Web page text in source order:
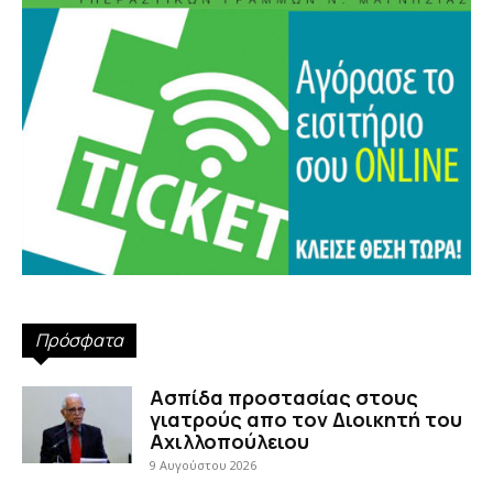
Πρόσφατα
Ασπίδα προστασίας στους
γιατρούς απο τον Διοικητή του
Αχιλλοπούλειου
9 Αυγούστου 2026